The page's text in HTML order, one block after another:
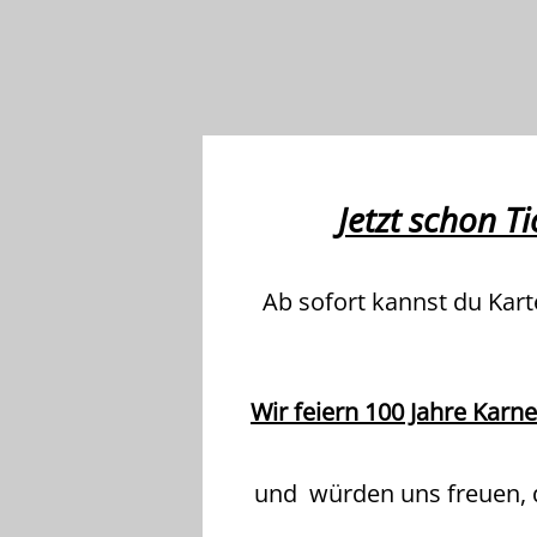
Jetzt schon
Ab sofort kannst du
Wir feiern 100 Jahre
und würden uns freuen,